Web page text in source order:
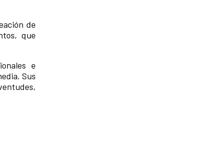
de
que
e
Sus